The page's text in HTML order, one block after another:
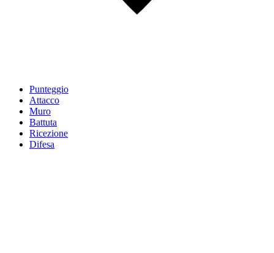
Punteggio
Attacco
Muro
Battuta
Ricezione
Difesa